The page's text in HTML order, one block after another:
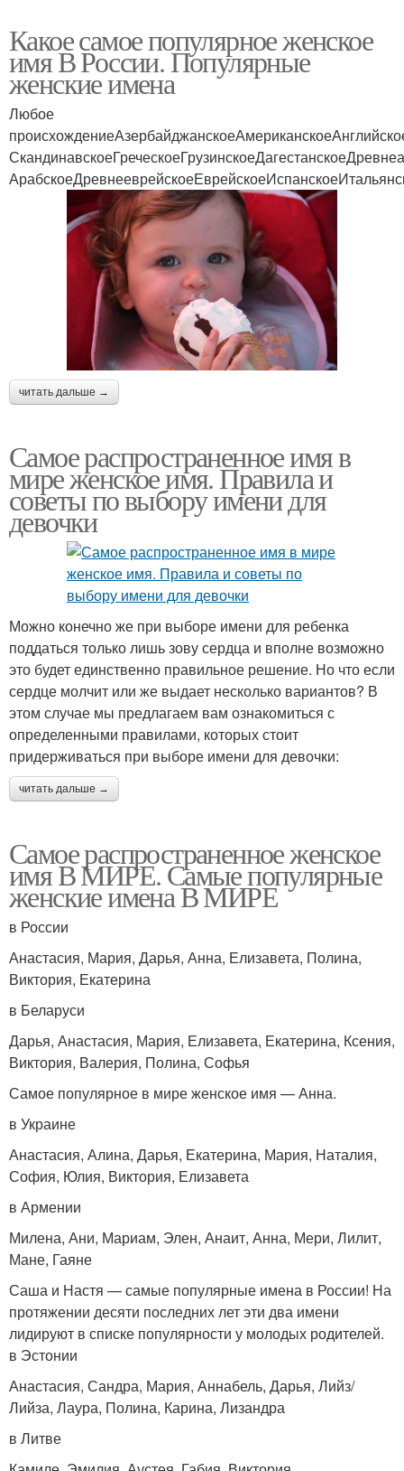
Какое самое популярное женское
имя В России. Популярные
женские имена
Любое
читать дальше →
Самое распространенное имя в
мире женское имя. Правила и
советы по выбору имени для
девочки
Можно конечно же при выборе имени для ребенка
поддаться только лишь зову сердца и вполне возможно
это будет единственно правильное решение. Но что если
сердце молчит или же выдает несколько вариантов? В
этом случае мы предлагаем вам ознакомиться с
определенными правилами, которых стоит
придерживаться при выборе имени для девочки:
читать дальше →
Самое распространенное женское
имя В МИРЕ. Самые популярные
женские имена В МИРЕ
в России
Анастасия, Мария, Дарья, Анна, Елизавета, Полина,
Виктория, Екатерина
в Беларуси
Дарья, Анастасия, Мария, Елизавета, Екатерина, Ксения,
Виктория, Валерия, Полина, Софья
Самое популярное в мире женское имя — Анна.
в Украине
Анастасия, Алина, Дарья, Екатерина, Мария, Наталия,
София, Юлия, Виктория, Елизавета
в Армении
Милена, Ани, Мариам, Элен, Анаит, Анна, Мери, Лилит,
Мане, Гаяне
Саша и Настя — самые популярные имена в России! На
протяжении десяти последних лет эти два имени
лидируют в списке популярности у молодых родителей.
в Эстонии
Анастасия, Сандра, Мария, Аннабель, Дарья, Лийз/
Лийза, Лаура, Полина, Карина, Лизандра
в Литве